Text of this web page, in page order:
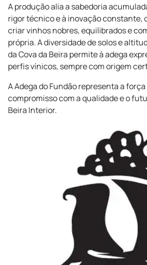
A produção alia a sabedoria
rigor técnico e à inovação constante,
criar vinhos nobres, equilibrados e
própria. A diversidade de solos e
da Cova da Beira permite à adega
perfis vínicos, sempre com origem
A Adega do Fundão representa a
compromisso com a qualidade e o
Beira Interior.